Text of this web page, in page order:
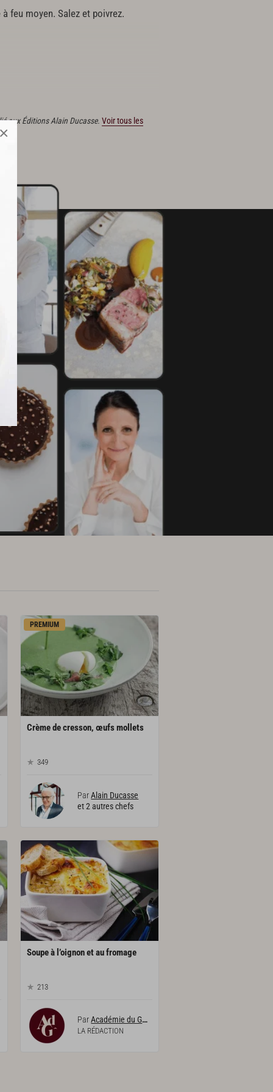
×
feu moyen. Salez et poivrez.
aux Éditions Alain Ducasse. Voir tous les
PREMIUM
Crèmedecresson, œufsmollets
349
ParAlain Ducasse
et 2 autres chefs
Soupeà l’oignonetaufromage
213
ParAcadémie du Goût
LA RÉDACTION